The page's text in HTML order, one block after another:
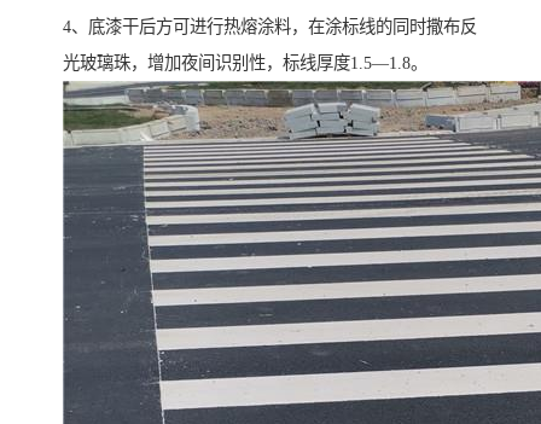
4、底漆干后方可进行热熔涂料，在涂标线的同时撒布反
光玻璃珠，增加夜间识别性，标线厚度1.5—1.8。